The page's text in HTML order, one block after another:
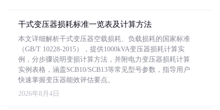
干式变压器损耗标准一览表及计算方法
本文详细解析干式变压器空载损耗、负载损耗的国家标准
（GB/T 10228-2015），提供1000kVA变压器损耗计算实
例，分步骤说明变损计算方法，并附电力变压器损耗计算
实例表格，涵盖SCB10/SCB13等常见型号参数，指导用户
快速掌握变压器能效评估要点。
2026年8月4日